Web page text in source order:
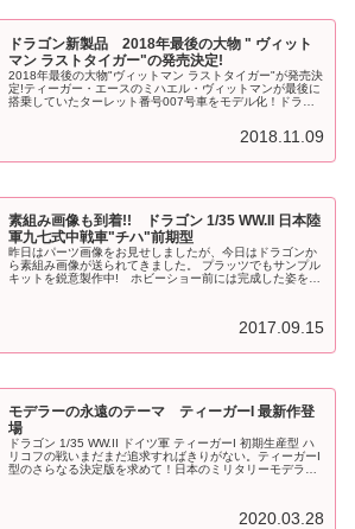
ドラゴン新製品 2018年最後の大物 " ヴィット
マン ラストタイガー"の発売決定!
2018年最後の大物"ヴィットマン ラストタイガー"が発売決
定!ティーガー・エースのミハエル・ヴィットマンが最後に
搭乗していたターレット番号007号車をモデル化！ドラゴ
2018.11.09
素組み画像も到着!! ドラゴン 1/35 WW.II 日本陸
軍九七式中戦車"チハ"前期型
昨日はパーツ画像をお見せしましたが、今日はドラゴンか
ら素組み画像が送られてきました。 プラッツでもサンプル
キットを鋭意製作中! ホビーショー前には完成した姿をお
2017.09.15
モデラーの永遠のテーマ ティーガーI 最新作登
場
ドラゴン 1/35 WW.II ドイツ軍 ティーガーI 初期生産型 ハ
リコフの戦いまだまだ追求すればきりがない。ティーガーI
型のさらなる決定版を求めて！日本のミリタリーモデラー
2020.03.28